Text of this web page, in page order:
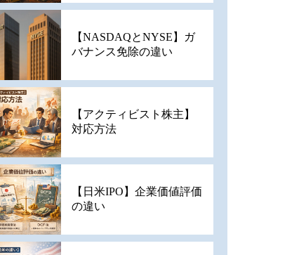
【NASDAQとNYSE】ガ
バナンス免除の違い
【アクティビスト株主】
対応方法
【日米IPO】企業価値評価
の違い